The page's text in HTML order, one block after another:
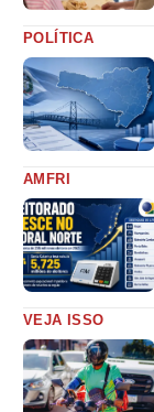
POLÍTICA
AMFRI
VEJA ISSO